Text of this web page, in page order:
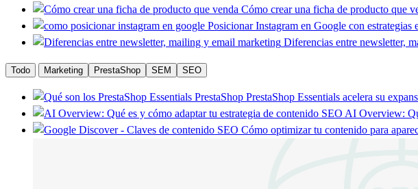
Cómo crear una ficha de producto que
Posicionar Instagram en Google con estrategias
Diferencias entre newsletter,
Todo Marketing PrestaShop SEM SEO
PrestaShop PrestaShop Essentials acelera su
SEO AI Overview:
SEO Cómo optimizar tu contenido para